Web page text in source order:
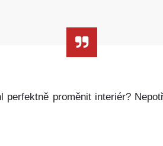
proměnit interiér?